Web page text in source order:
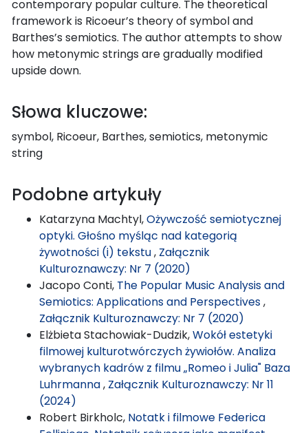
contemporary popular culture. The theoretical
framework is Ricoeur’s theory of symbol and
Barthes’s semiotics. The author attempts to show
how metonymic strings are gradually modified
upside down.
Słowa kluczowe:
symbol, Ricoeur, Barthes, semiotics, metonymic
string
Podobne artykuły
Katarzyna Machtyl,Ożywczość semiotycznej
optyki. Głośno myśląc nad kategorią
żywotności (i) tekstu, Załącznik
Kulturoznawczy: Nr 7 (2020)
Jacopo Conti, The Popular Music Analysis and
Semiotics: Applications and Perspectives,
Załącznik Kulturoznawczy: Nr 7 (2020)
Elżbieta Stachowiak-Dudzik,Wokół estetyki
filmowej kulturotwórczych żywiołów. Analiza
wybranych kadrów z filmu „Romeo i Julia" Baza
Luhrmanna, Załącznik Kulturoznawczy: Nr 11
(2024)
Robert Birkholc, Notatk i filmowe Federica